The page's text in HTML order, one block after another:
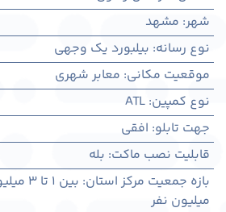
شهر: مشهد
نوع رسانه: بیلبورد یک وجهی
موقعیت مکانی: معابر شهری
نوع کمپین:
ATL
جهت تابلو: افقی
قابلیت نصب ماکت: بله
بازه جمعیت مرکز استان: بین ۱ تا ۳ میلیون نفر
میلیون نفر